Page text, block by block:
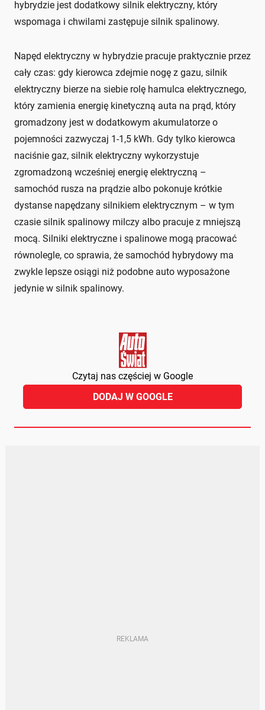
hybrydzie jest dodatkowy silnik elektryczny, który
wspomaga i chwilami zastępuje silnik spalinowy.
Napęd elektryczny w hybrydzie pracuje praktycznie przez
cały czas: gdy kierowca zdejmie nogę z gazu, silnik
elektryczny bierze na siebie rolę hamulca elektrycznego,
który zamienia energię kinetyczną auta na prąd, który
gromadzony jest w dodatkowym akumulatorze o
pojemności zazwyczaj 1-1,5 kWh. Gdy tylko kierowca
naciśnie gaz, silnik elektryczny wykorzystuje
zgromadzoną wcześniej energię elektryczną –
samochód rusza na prądzie albo pokonuje krótkie
dystanse napędzany silnikiem elektrycznym – w tym
czasie silnik spalinowy milczy albo pracuje z mniejszą
mocą. Silniki elektryczne i spalinowe mogą pracować
równolegle, co sprawia, że samochód hybrydowy ma
zwykle lepsze osiągi niż podobne auto wyposażone
jedynie w silnik spalinowy.
Czytaj nas częściej w Google
DODAJ W GOOGLE